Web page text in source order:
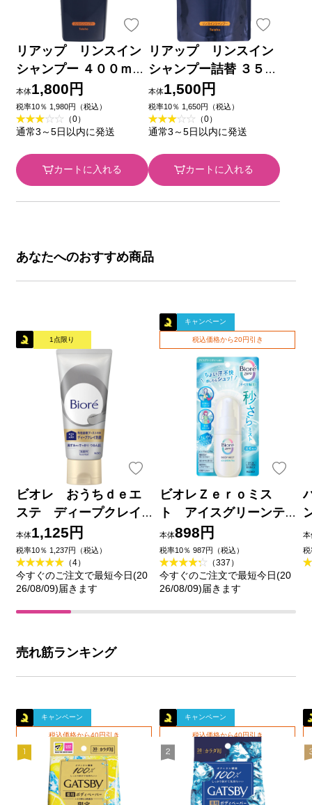
リアップ リンスイン
シャンプー ４００ｍｌ
大正製薬
本体1,800円
税率10％ 1,980円（税込）
（0）
通常3～5日以内に発送
カートに入れる
リアップ リンスイン
シャンプー詰替 ３５０
ｍｌ 大正製薬
本体1,500円
税率10％ 1,650円（税込）
（0）
通常3～5日以内に発送
カートに入れる
あなたへのおすすめ商品
1点限り
ビオレ おうちｄｅエ
ステ ディープクレイ
洗顔 １８０ｇ 花王
本体1,125円
税率10％ 1,237円（税込）
（4）
今すぐのご注文で最短今日(20
26/08/09)届きます
キャンペーン
税込価格から20円引き
ビオレＺｅｒｏミス
ト アイスグリーンテ
ィーの香り ６０ｍＬ 花
王
本体898円
税率10％ 987円（税込）
（337）
今すぐのご注文で最短今日(20
26/08/09)届きます
本
税
売れ筋ランキング
キャンペーン
税込価格から40円引き
キャンペーン
税込価格から40円引き